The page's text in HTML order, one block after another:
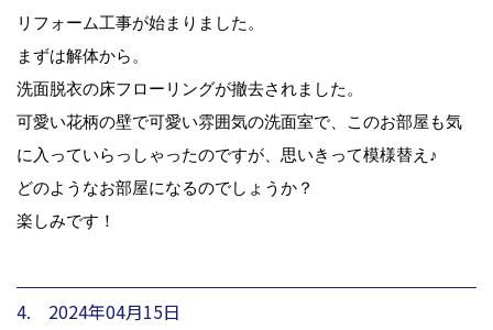
リフォーム工事が始まりました。
まずは解体から。
洗面脱衣の床フローリングが撤去されました。
可愛い花柄の壁で可愛い雰囲気の洗面室で、このお部屋も気
に入っていらっしゃったのですが、思いきって模様替え♪
どのようなお部屋になるのでしょうか？
楽しみです！
4. 2024年04月15日